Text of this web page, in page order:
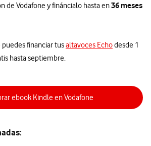
de Vodafone y fináncialo hasta en36 meses
financiar tusaltavoces Echodesde 1
hasta septiembre.
ebook Kindle en Vodafone